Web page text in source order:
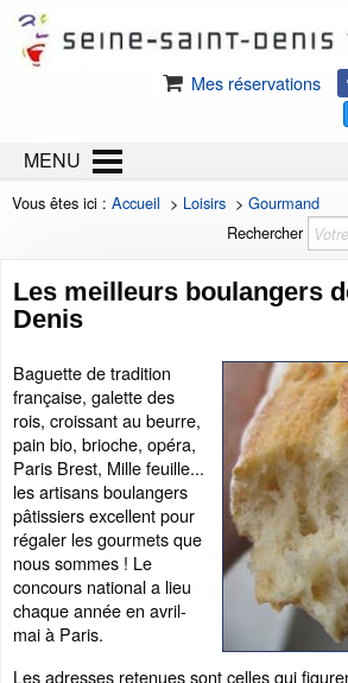
Mes réservations
MENU
Vous êtes ici : Accueil > Loisirs > Gourmand
Rechercher
Les meilleurs boulangers
Denis
Baguette de tradition
française, galette des
rois, croissant au beurre,
pain bio, brioche, opéra,
Paris Brest, Mille feuille...
les artisans boulangers
pâtissiers excellent pour
régaler les gourmets que
nous sommes ! Le
concours national a lieu
chaque année en avril-
mai à Paris.
Les adresses retenues sont celles qui